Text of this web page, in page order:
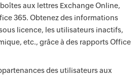
aux lettres Exchange Online,
365. Obtenez des informations
licence, les utilisateurs inactifs,
etc., grâce à des rapports Office
des utilisateurs aux